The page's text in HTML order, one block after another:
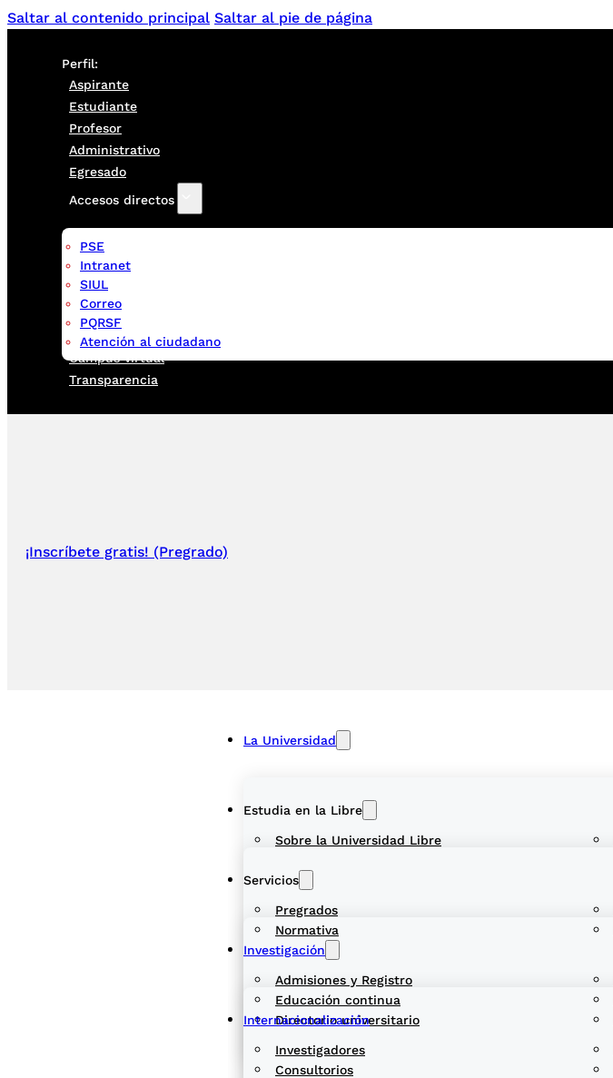
Saltar al contenido principal Saltar al pie de página
Perfil:
Aspirante
Estudiante
Profesor
Administrativo
Egresado
Accesos directos
PSE
Intranet
SIUL
Correo
PQRSF
Atención al ciudadano
Campus virtual
Transparencia
¡Inscríbete gratis! (Pregrado)
La Universidad
Sobre la Universidad Libre
Normativa
Directorio universitario
Estudia en la Libre
Pregrados
Educación continua
Servicios
Admisiones y Registro
Consultorios
Investigación
Investigadores
Internacionalización